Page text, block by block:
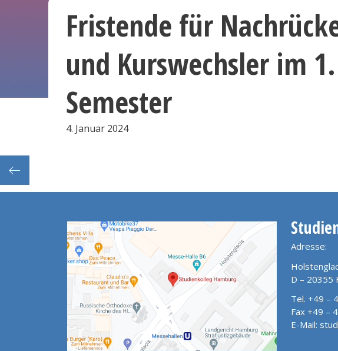
Fristende für
und Kurswechsler im 1.
Semester
4. Januar 2024
Adresse:
D – 20355
Tel. +49 –
Fax +49 –
E-Mail: